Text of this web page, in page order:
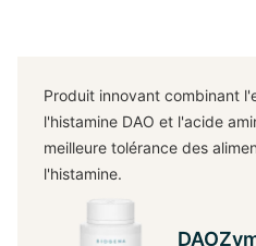
Produit innovant combinant
l'histamine DAO et l'acide
meilleure tolérance des
l'histamine.